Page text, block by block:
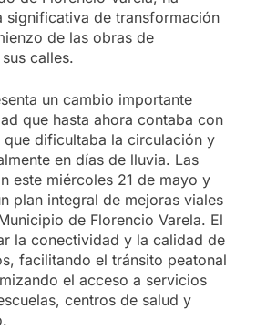
significativa de transformación
de las obras de
calles.
un cambio importante
que hasta ahora contaba con
dificultaba la circulación y
en días de lluvia. Las
este miércoles 21 de mayo y
plan integral de mejoras viales
de Florencio Varela. El
la conectividad y la calidad de
facilitando el tránsito peatonal
el acceso a servicios
centros de salud y